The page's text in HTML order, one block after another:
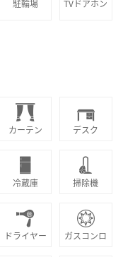
駐輪場 TVドアホン
カーテン デスク
冷蔵庫 掃除機
ドライヤー ガスコンロ